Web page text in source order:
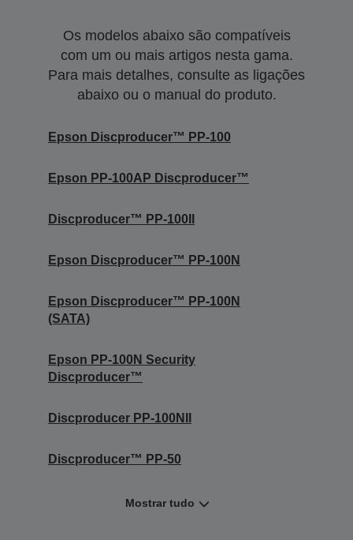
Os modelos abaixo são compatíveis
com um ou mais artigos nesta gama.
Para mais detalhes, consulte as ligações
abaixo ou o manual do produto.
Epson Discproducer™ PP-100
Epson PP-100AP Discproducer™
Discproducer™ PP-100II
Epson Discproducer™ PP-100N
Epson Discproducer™ PP-100N
(SATA)
Epson PP-100N Security
Discproducer™
Discproducer PP-100NII
Discproducer™ PP-50
Mostrar tudo